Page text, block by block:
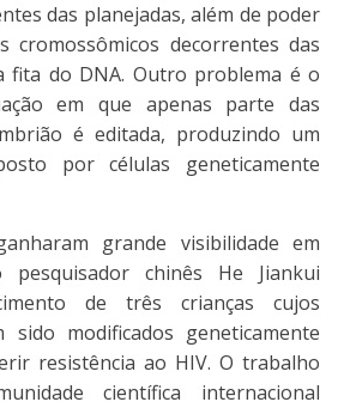
das planejadas, além de poder
cromossômicos decorrentes das
fita do DNA. Outro problema é o
em que apenas parte das
é editada, produzindo um
por células geneticamente
grande visibilidade em
pesquisador chinês He Jiankui
de três crianças cujos
sido modificados geneticamente
resistência ao HIV. O trabalho
científica internacional